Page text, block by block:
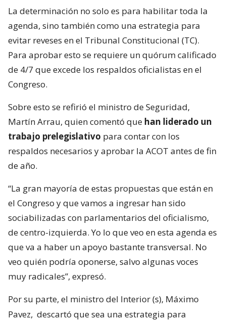
La determinación no solo es para habilitar toda la
agenda, sino también como una estrategia para
evitar reveses en el Tribunal Constitucional (TC).
Para aprobar esto se requiere un quórum calificado
de 4/7 que excede los respaldos oficialistas en el
Congreso.
Sobre esto se refirió el ministro de Seguridad,
Martín Arrau, quien comentó que han liderado un
trabajo prelegislativo para contar con los
respaldos necesarios y aprobar la ACOT antes de fin
de año.
“La gran mayoría de estas propuestas que están en
el Congreso y que vamos a ingresar han sido
sociabilizadas con parlamentarios del oficialismo,
de centro-izquierda. Yo lo que veo en esta agenda es
que va a haber un apoyo bastante transversal. No
veo quién podría oponerse, salvo algunas voces
muy radicales”, expresó.
Por su parte, el ministro del Interior (s), Máximo
Pavez, descartó que sea una estrategia para